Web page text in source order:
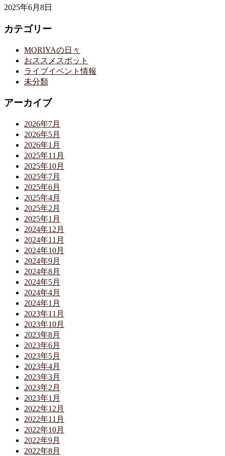
2025年6月8日
カテゴリー
MORIYAの日々
おススメスポット
ライブイベント情報
未分類
アーカイブ
2026年7月
2026年5月
2026年1月
2025年11月
2025年10月
2025年7月
2025年6月
2025年4月
2025年2月
2025年1月
2024年12月
2024年11月
2024年10月
2024年9月
2024年8月
2024年5月
2024年4月
2024年1月
2023年11月
2023年10月
2023年8月
2023年6月
2023年5月
2023年4月
2023年3月
2023年2月
2023年1月
2022年12月
2022年11月
2022年10月
2022年9月
2022年8月